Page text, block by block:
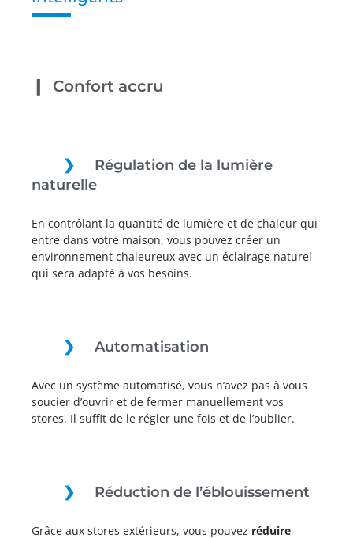
Confort accru
Régulation de la lumière
naturelle
En contrôlant la quantité de lumière et de chaleur qui
entre dans votre maison, vous pouvez créer un
environnement chaleureux avec un éclairage naturel
qui sera adapté à vos besoins.
Automatisation
Avec un système automatisé, vous n’avez pas à vous
soucier d’ouvrir et de fermer manuellement vos
stores. Il suffit de le régler une fois et de l’oublier.
Réduction de l’éblouissement
Grâce aux stores extérieurs, vous pouvez réduire